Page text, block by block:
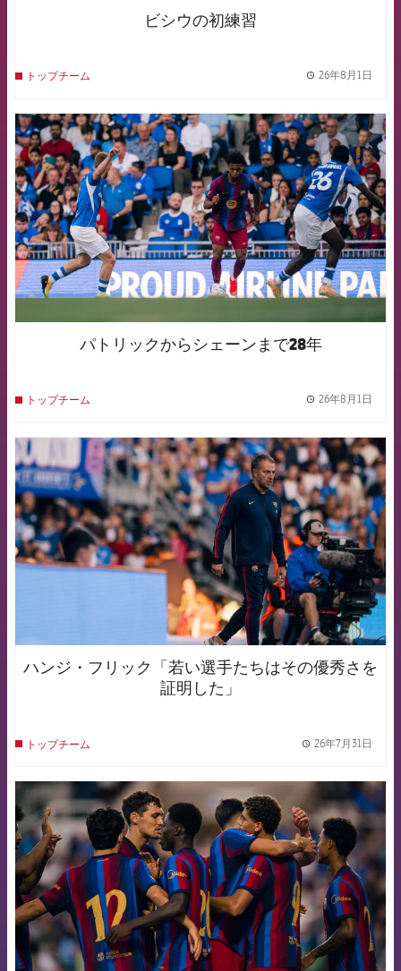
ビシウの初練習
トップチーム 26年8月1日
FCB Barcelona badge
パトリックからシェーンまで28年
トップチーム 26年8月1日
FCB Barcelona badge
ハンジ・フリック「若い選手たちはその優秀さを
証明した」
トップチーム 26年7月31日
FCB Barcelona badge